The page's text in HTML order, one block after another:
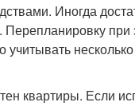
Иногда
Перепланировку при
учитывать
квартиры. Если